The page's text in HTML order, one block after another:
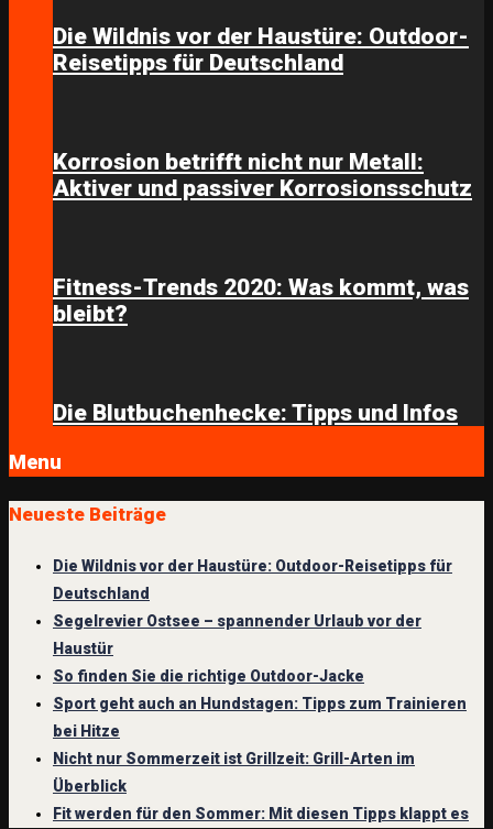
Die Wildnis vor der Haustüre: Outdoor-
Reisetipps für Deutschland
Korrosion betrifft nicht nur Metall:
Aktiver und passiver Korrosionsschutz
Fitness-Trends 2020: Was kommt, was
bleibt?
Die Blutbuchenhecke: Tipps und Infos
Menu
Neueste Beiträge
Die Wildnis vor der Haustüre: Outdoor-Reisetipps für
Deutschland
Segelrevier Ostsee – spannender Urlaub vor der
Haustür
So finden Sie die richtige Outdoor-Jacke
Sport geht auch an Hundstagen: Tipps zum Trainieren
bei Hitze
Nicht nur Sommerzeit ist Grillzeit: Grill-Arten im
Überblick
Fit werden für den Sommer: Mit diesen Tipps klappt es